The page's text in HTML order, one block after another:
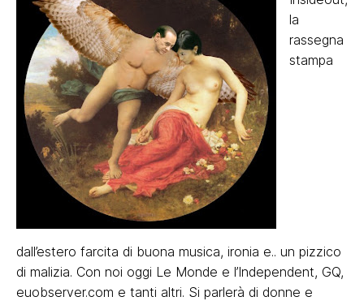
la
rassegna
stampa
dall’estero farcita di buona musica, ironia e.. un pizzico
di malizia. Con noi oggi Le Monde e l’Independent, GQ,
euobserver.com e tanti altri. Si parlerà di donne e